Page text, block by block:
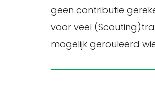
geen contributie
voor veel
mogelijk gerouleerd